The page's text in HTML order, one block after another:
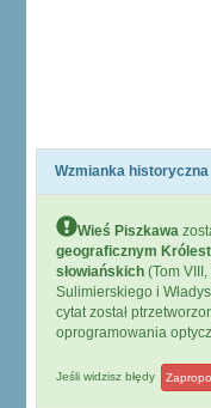
Wzmianka historyczna
Wieś Piszkawa
geograficznym
słowiańskich (Tom
Sulimierskiego i
cytat został
oprogramowania
Jeśli widzisz błędy